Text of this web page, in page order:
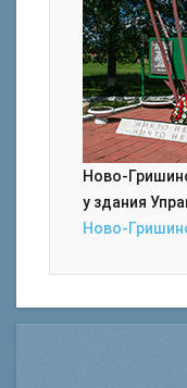
Ново-
у здания
Ново-